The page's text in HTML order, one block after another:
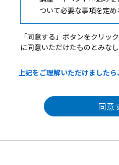
ついて必要な事項を定め
２ 利用規約の同意
本システムを利用して
行うためには、この規
体は本システムのサー
システムをご利用され
「同意する」ボタンをクリッ
に同意いただけたものとみなし
上記をご理解いただけましたら